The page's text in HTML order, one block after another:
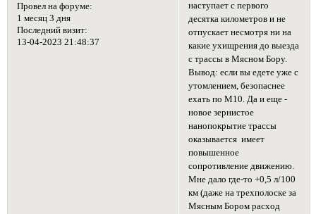
Провел на форуме:
1 месяц 3 дня
Последний визит:
13-04-2023 21:48:37
наступает с первого
десятка километров и не
отпускает несмотря ни на
какие ухищрения до выезда
с трассы в Мясном Бору.
Вывод: если вы едете уже с
утомлением, безопаснее
ехать по М10. Да и еще -
новое зернистое
нанопокрытие трассы
оказывается имеет
повышенное
сопротивление движению.
Мне дало где-то +0,5 л/100
км (даже на трехполоске за
Мясным Бором расход